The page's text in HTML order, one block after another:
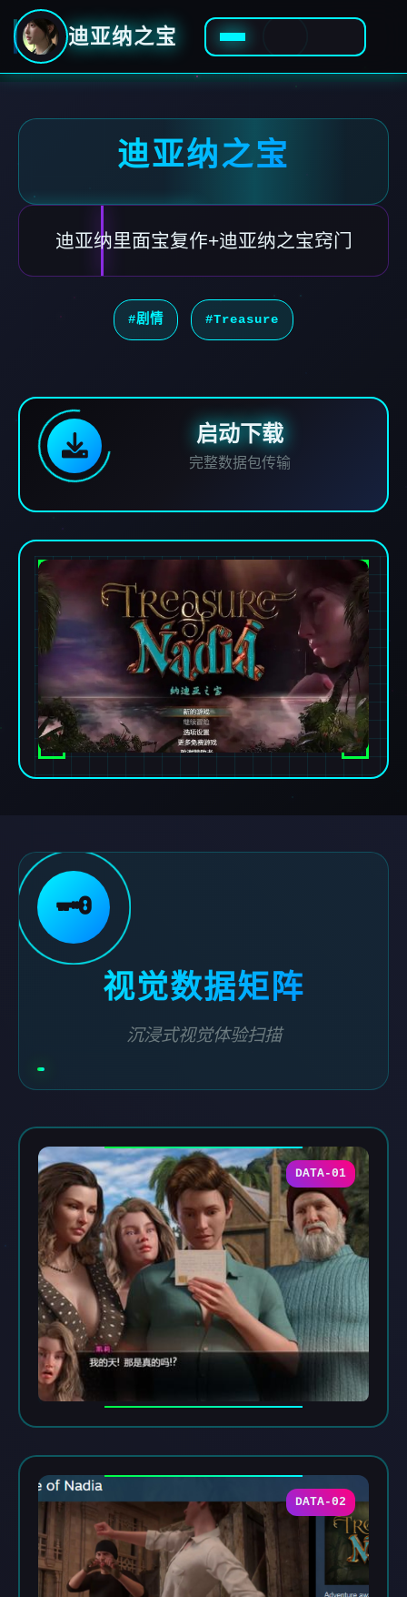
迪亚纳之宝
迪亚纳之宝
迪亚纳里面宝复作+迪亚纳之宝窍门
#剧情 #Treasure
启动下载
完整数据包传输
🗝️
视觉数据矩阵
沉浸式视觉体验扫描
DATA-01
DATA-02